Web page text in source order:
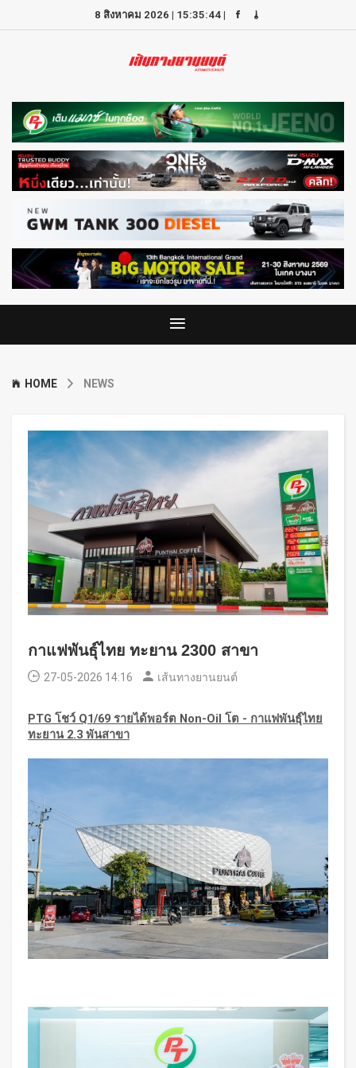
8 สิงหาคม 2026 | 15:35:44|
HOME NEWS
กาแฟพันธุ์ไทย ทะยาน 2300 สาขา
27-05-2026 14:16 เส้นทางยานยนต์
PTG โชว์ Q1/69 รายได้พอร์ต Non-Oil โต - กาแฟพันธุ์ไทย
ทะยาน 2.3 พันสาขา